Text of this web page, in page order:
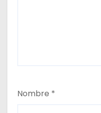
Nombre *